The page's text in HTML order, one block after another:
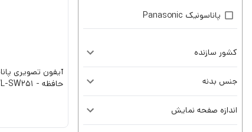
پاناسونیک Panasonic
کشور سازنده
جنس بدنه
اندازه صفحه نمایش
حافظه - VL-SW251